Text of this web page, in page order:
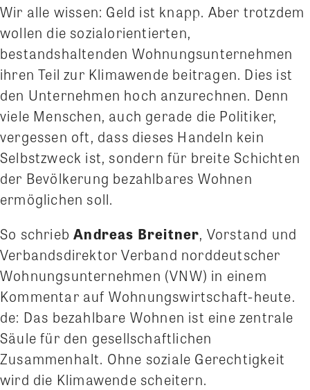
Wir alle wissen: Geld ist knapp. Aber trotzdem
wollen die sozialorientierten,
bestandshaltenden Wohnungsunternehmen
ihren Teil zur Klimawende beitragen. Dies ist
den Unternehmen hoch anzurechnen. Denn
viele Menschen, auch gerade die Politiker,
vergessen oft, dass dieses Handeln kein
Selbstzweck ist, sondern für breite Schichten
der Bevölkerung bezahlbares Wohnen
ermöglichen soll.
So schriebAndreas Breitner, Vorstand und
Verbandsdirektor Verband norddeutscher
Wohnungsunternehmen (VNW) in einem
Kommentar auf Wohnungswirtschaft-heute.
de: Das bezahlbare Wohnen ist eine zentrale
Säule für den gesellschaftlichen
Zusammenhalt. Ohne soziale Gerechtigkeit
wird die Klimawende scheitern.